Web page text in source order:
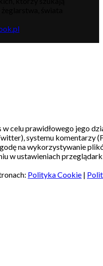
celu prawidłowego jego
systemu komentarzy
na wykorzystywanie
w ustawieniach
Polityka Cookie |